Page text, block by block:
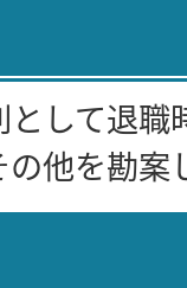
して退職
他を勘案